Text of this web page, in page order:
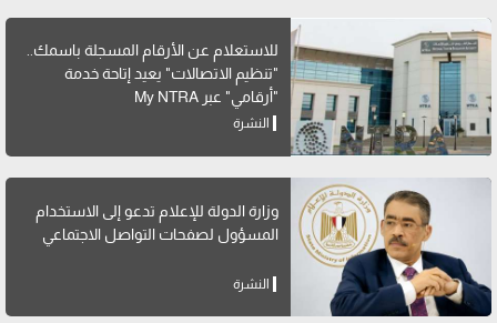
للاستعلام عن الأرقام المسجلة باسمك..
"تنظيم الاتصالات" يعيد إتاحة خدمة
"أرقامي" عبر My NTRA
النشرة
وزارة الدولة للإعلام تدعو إلى الاستخدام
المسؤول لصفحات التواصل الاجتماعي
النشرة